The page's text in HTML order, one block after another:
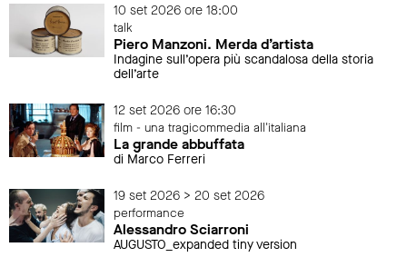
10 set 2026 ore 18:00
talk
Piero Manzoni. Merda d’artista
Indagine sull’opera più scandalosa della storia
dell’arte
12 set 2026 ore 16:30
film - una tragicommedia all'italiana
La grande abbuffata
di Marco Ferreri
19 set 2026 > 20 set 2026
performance
Alessandro Sciarroni
AUGUSTO_expanded tiny version